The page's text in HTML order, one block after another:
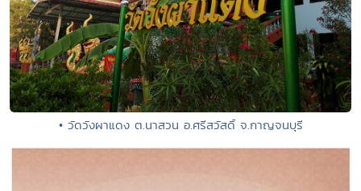
• วัดวังผาแดง ต.นาสวน อ.ศรีสวัสดิ์ จ.กาญจนบุรี